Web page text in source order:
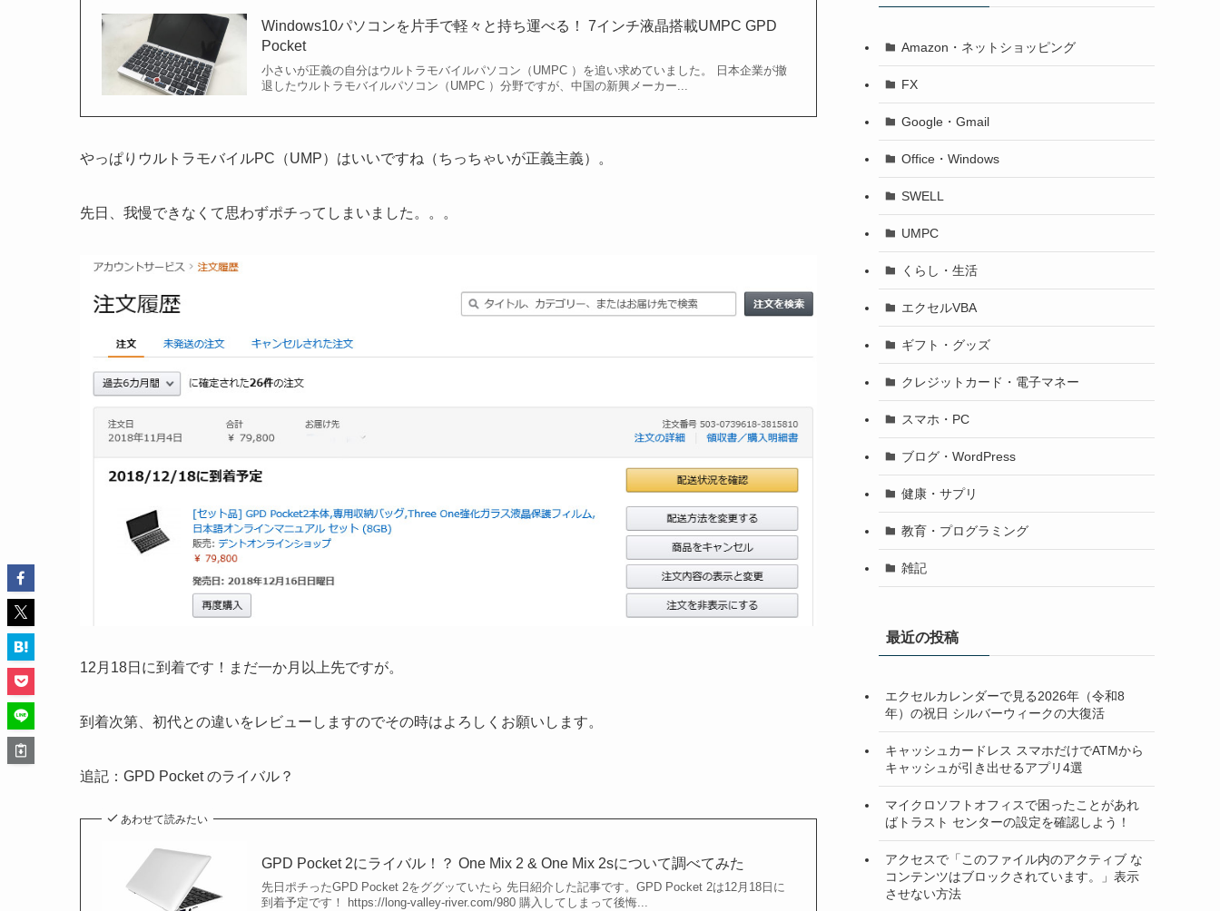
Windows10パソコンを片手で軽々と持ち運べる！ 7インチ液晶搭載UMPC GPD
Pocket
小さいが正義の自分はウルトラモバイルパソコン（UMPC ）を追い求めていました。 日本企業が撤
退したウルトラモバイルパソコン（UMPC ）分野ですが、中国の新興メーカー...
やっぱりウルトラモバイルPC（UMP）はいいですね（ちっちゃいが正義主義）。
先日、我慢できなくて思わずポチってしまいました。。。
12月18日に到着です！まだ一か月以上先ですが。
到着次第、初代との違いをレビューしますのでその時はよろしくお願いします。
追記：GPD Pocket のライバル？
あわせて読みたい
GPD Pocket 2にライバル！？ One Mix 2 & One Mix 2sについて調べてみた
先日ポチったGPD Pocket 2をググッていたら 先日紹介した記事です。GPD Pocket 2は12月18日に
到着予定です！ https://long-valley-river.com/980 購入してしまって後悔...
Amazon・ネットショッピング
FX
Google・Gmail
Office・Windows
SWELL
UMPC
くらし・生活
エクセルVBA
ギフト・グッズ
クレジットカード・電子マネー
スマホ・PC
ブログ・WordPress
健康・サプリ
教育・プログラミング
雑記
最近の投稿
エクセルカレンダーで見る2026年（令和8
年）の祝日 シルバーウィークの大復活
キャッシュカードレス スマホだけでATMから
キャッシュが引き出せるアプリ4選
マイクロソフトオフィスで困ったことがあれ
ばトラスト センターの設定を確認しよう！
アクセスで「このファイル内のアクティブ な
コンテンツはブロックされています。」表示
させない方法